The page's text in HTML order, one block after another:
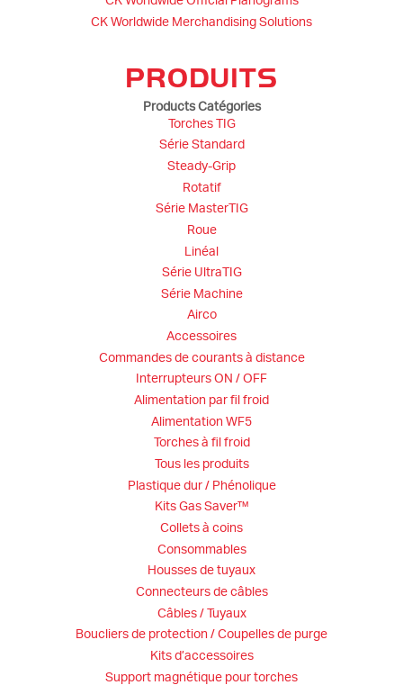
CK Worldwide Merchandising Solutions
PRODUITS
Products Catégories
Torches TIG
Série Standard
Steady-Grip
Rotatif
Série MasterTIG
Roue
Linéal
Série UltraTIG
Série Machine
Airco
Accessoires
Commandes de courants à distance
Interrupteurs ON / OFF
Alimentation par fil froid
Alimentation WF5
Torches à fil froid
Tous les produits
Plastique dur / Phénolique
Kits Gas Saver™
Collets à coins
Consommables
Housses de tuyaux
Connecteurs de câbles
Câbles / Tuyaux
Boucliers de protection / Coupelles de purge
Kits d’accessoires
Support magnétique pour torches